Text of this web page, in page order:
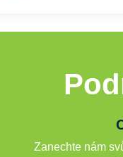
Zanechte nám